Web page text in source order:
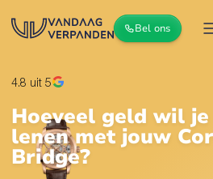
Bel ons
4.8 uit 5
Hoeveel geld wil je
lenen met jouw
Bridge?